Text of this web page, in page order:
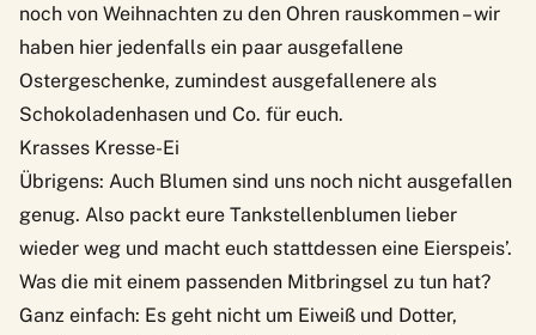
noch von Weihnachten zu den Ohren rauskommen – wir
haben hier jedenfalls ein paar ausgefallene
Ostergeschenke, zumindest ausgefallenere als
Schokoladenhasen und Co. für euch.
Krasses Kresse-Ei
Übrigens: Auch Blumen sind uns noch nicht ausgefallen
genug. Also packt eure Tankstellenblumen lieber
wieder weg und macht euch stattdessen eine Eierspeis’.
Was die mit einem passenden Mitbringsel zu tun hat?
Ganz einfach: Es geht nicht um Eiweiß und Dotter,